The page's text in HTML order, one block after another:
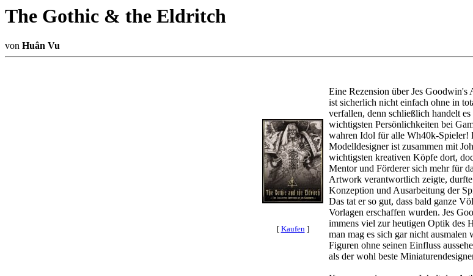
The Gothic & the Eldritch
von Huân Vu
[ Kaufen]
Eine Rezension über Jes Goodwin's
ist sicherlich nicht einfach ohne in
verfallen, denn schließlich handelt
wichtigsten Persönlichkeiten bei
wahren Idol für alle Wh40k-Spieler!
Modelldesigner ist zusammen mit
wichtigsten kreativen Köpfe dort,
Mentor und Förderer sich mehr für
Artwork verantwortlich zeigte, durfte
Konzeption und Ausarbeitung der
Das tat er so gut, dass bald ganze
Vorlagen erschaffen wurden. Jes
immens viel zur heutigen Optik des
man mag es sich gar nicht ausmalen
Figuren ohne seinen Einfluss
als der wohl beste